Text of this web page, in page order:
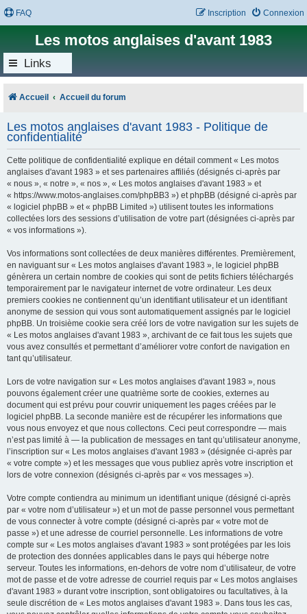
FAQ Connexion
Inscription
Les motos anglaises d'avant 1983
Links
Accueil Accueil du forum
Les motos anglaises d'avant 1983 - Politique de
confidentialité
Cette politique de confidentialité explique en détail comment « Les motos
anglaises d'avant 1983 » et ses partenaires affiliés (désignés ci-après par
« nous », « notre », « nos », « Les motos anglaises d'avant 1983 » et
« https://www.motos-anglaises.com/phpBB3 ») et phpBB (désigné ci-après par
« logiciel phpBB » et « phpBB Limited ») utilisent toutes les informations
collectées lors des sessions d’utilisation de votre part (désignées ci-après par
« vos informations »).
Vos informations sont collectées de deux manières différentes. Premièrement,
en naviguant sur « Les motos anglaises d'avant 1983 », le logiciel phpBB
génèrera un certain nombre de cookies qui sont de petits fichiers téléchargés
temporairement par le navigateur internet de votre ordinateur. Les deux
premiers cookies ne contiennent qu’un identifiant utilisateur et un identifiant
anonyme de session qui vous sont automatiquement assignés par le logiciel
phpBB. Un troisième cookie sera créé lors de votre navigation sur les sujets de
« Les motos anglaises d'avant 1983 », archivant de ce fait tous les sujets que
vous avez consultés et permettant d’améliorer votre confort de navigation en
tant qu’utilisateur.
Lors de votre navigation sur « Les motos anglaises d'avant 1983 », nous
pouvons également créer une quatrième sorte de cookies, externes au
document qui est prévu pour couvrir uniquement les pages créées par le
logiciel phpBB. La seconde manière est de récupérer les informations que
vous nous envoyez et que nous collectons. Ceci peut correspondre — mais
n’est pas limité à — la publication de messages en tant qu’utilisateur anonyme,
l’inscription sur « Les motos anglaises d'avant 1983 » (désignée ci-après par
« votre compte ») et les messages que vous publiez après votre inscription et
lors de votre connexion (désignés ci-après par « vos messages »).
Votre compte contiendra au minimum un identifiant unique (désigné ci-après
par « votre nom d’utilisateur ») et un mot de passe personnel vous permettant
de vous connecter à votre compte (désigné ci-après par « votre mot de
passe ») et une adresse de courriel personnelle. Les informations de votre
compte sur « Les motos anglaises d'avant 1983 » sont protégées par les lois
de protection des données applicables dans le pays qui héberge notre
serveur. Toutes les informations, en-dehors de votre nom d’utilisateur, de votre
mot de passe et de votre adresse de courriel requis par « Les motos anglaises
d'avant 1983 » durant votre inscription, sont obligatoires ou facultatives, à la
seule discrétion de « Les motos anglaises d'avant 1983 ». Dans tous les cas,